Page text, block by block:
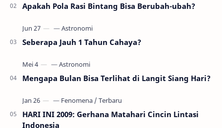
Apakah Pola Rasi Bintang Bisa Berubah-ubah?
Seberapa Jauh 1 Tahun Cahaya?
Mengapa Bulan Bisa Terlihat di Langit Siang Hari?
HARI INI 2009: Gerhana Matahari Cincin Lintasi
Indonesia